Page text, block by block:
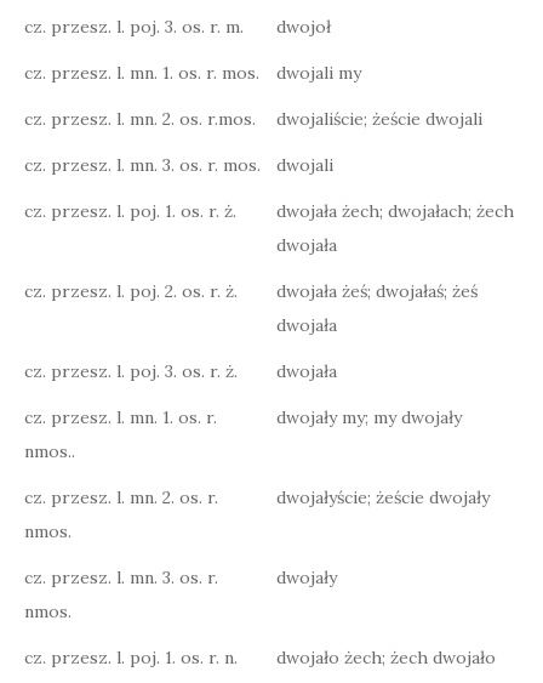
cz. przesz. l. poj. 3. os. r. m. dwojoł
cz. przesz. l. mn. 1. os. r. mos. dwojali my
cz. przesz. l. mn. 2. os. r.mos. dwojaliście; żeście dwojali
cz. przesz. l. mn. 3. os. r. mos. dwojali
cz. przesz. l. poj. 1. os. r. ż.
dwojała żech; dwojałach; żech
dwojała
cz. przesz. l. poj. 2. os. r. ż.
dwojała żeś; dwojałaś; żeś
dwojała
cz. przesz. l. poj. 3. os. r. ż. dwojała
cz. przesz. l. mn. 1. os. r.
nmos..
dwojały my; my dwojały
cz. przesz. l. mn. 2. os. r.
nmos.
dwojałyście; żeście dwojały
cz. przesz. l. mn. 3. os. r.
nmos.
dwojały
cz. przesz. l. poj. 1. os. r. n. dwojało żech; żech dwojało